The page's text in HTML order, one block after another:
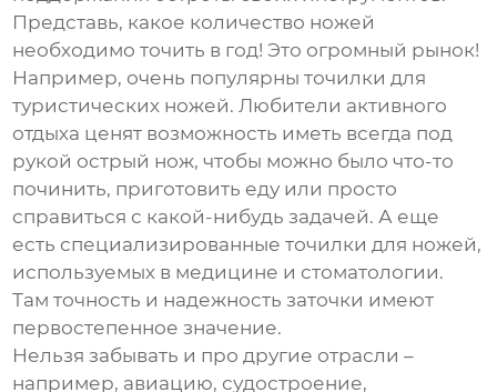
Представь, какое количество ножей
необходимо точить в год! Это огромный рынок!
Например, очень популярны точилки для
туристических ножей. Любители активного
отдыха ценят возможность иметь всегда под
рукой острый нож, чтобы можно было что-то
починить, приготовить еду или просто
справиться с какой-нибудь задачей. А еще
есть специализированные точилки для ножей,
используемых в медицине и стоматологии.
Там точность и надежность заточки имеют
первостепенное значение.
Нельзя забывать и про другие отрасли –
например, авиацию, судостроение,